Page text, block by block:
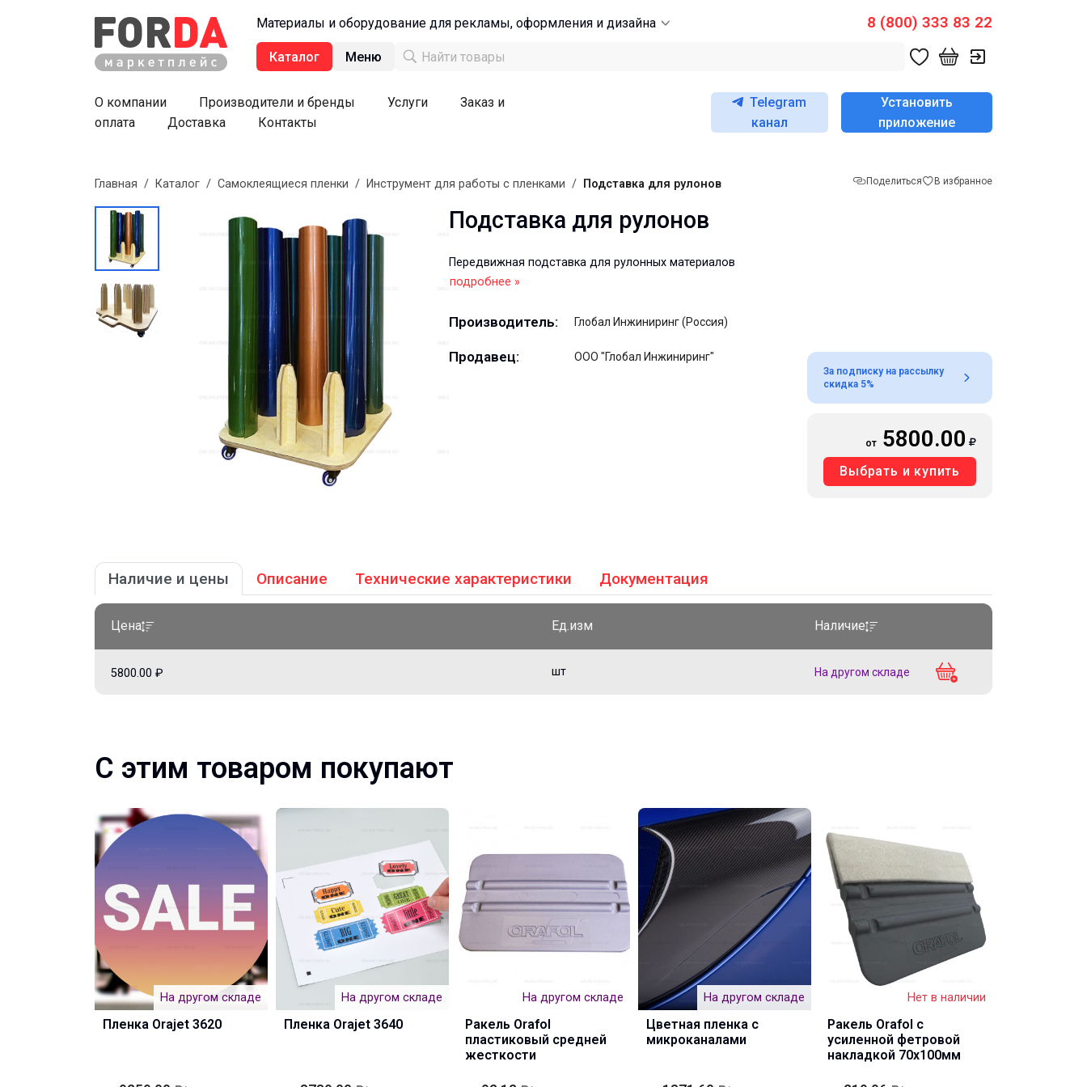
Материалы и оборудование для рекламы, оформления и дизайна 8 (800) 333 83 22
Каталог Меню
О компании Производители и бренды Услуги
Заказ и
оплата
Доставка Контакты
Telegram
канал
Установить
приложение
Поделиться В избранное
Главная / Каталог / Самоклеящиеся пленки / Инструмент для работы с пленками / Подставка для рулонов
Подставка для рулонов
Передвижная подставка для рулонных материалов
подробнее »
Производитель: Глобал Инжиниринг (Россия)
Продавец: ООО "Глобал Инжиниринг"
За подписку на рассылку
скидка 5%
от 5800.00
Выбрать и купить
Наличие и цены Описание Технические характеристики Документация
Цена Ед.изм Наличие
5800.00 ₽ шт На другом складе
С этим товаром покупают
На другом складе
Пленка Orajet 3620
На другом складе
Пленка Orajet 3640
На другом складе
Ракель Orafol
пластиковый средней
жесткости
На другом складе
Цветная пленка с
микроканалами
Нет в наличии
Ракель Orafol с
усиленной фетровой
накладкой 70х100мм